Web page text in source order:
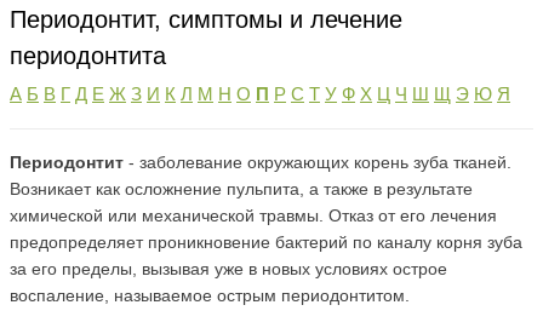
Периодонтит, симптомы и лечение
периодонтита
А Б В Г Д Е Ж З И К Л М Н О П Р С Т У Ф Х Ц Ч Ш Щ Э Ю Я
Периодонтит - заболевание окружающих корень зуба тканей.
Возникает как осложнение пульпита, а также в результате
химической или механической травмы. Отказ от его лечения
предопределяет проникновение бактерий по каналу корня зуба
за его пределы, вызывая уже в новых условиях острое
воспаление, называемое острым периодонтитом.